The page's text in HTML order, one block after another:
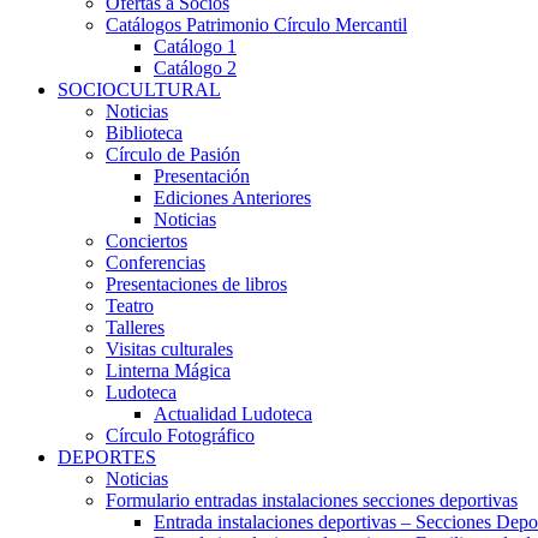
Catálogos Patrimonio Círculo Mercantil
Catálogo 1
Catálogo 2
SOCIOCULTURAL
Noticias
Biblioteca
Círculo de Pasión
Presentación
Ediciones Anteriores
Noticias
Conciertos
Conferencias
Presentaciones de libros
Teatro
Talleres
Visitas culturales
Linterna Mágica
Ludoteca
Actualidad Ludoteca
Círculo Fotográfico
DEPORTES
Noticias
Formulario entradas instalaciones secciones deportivas
Entrada instalaciones deportivas – Secciones